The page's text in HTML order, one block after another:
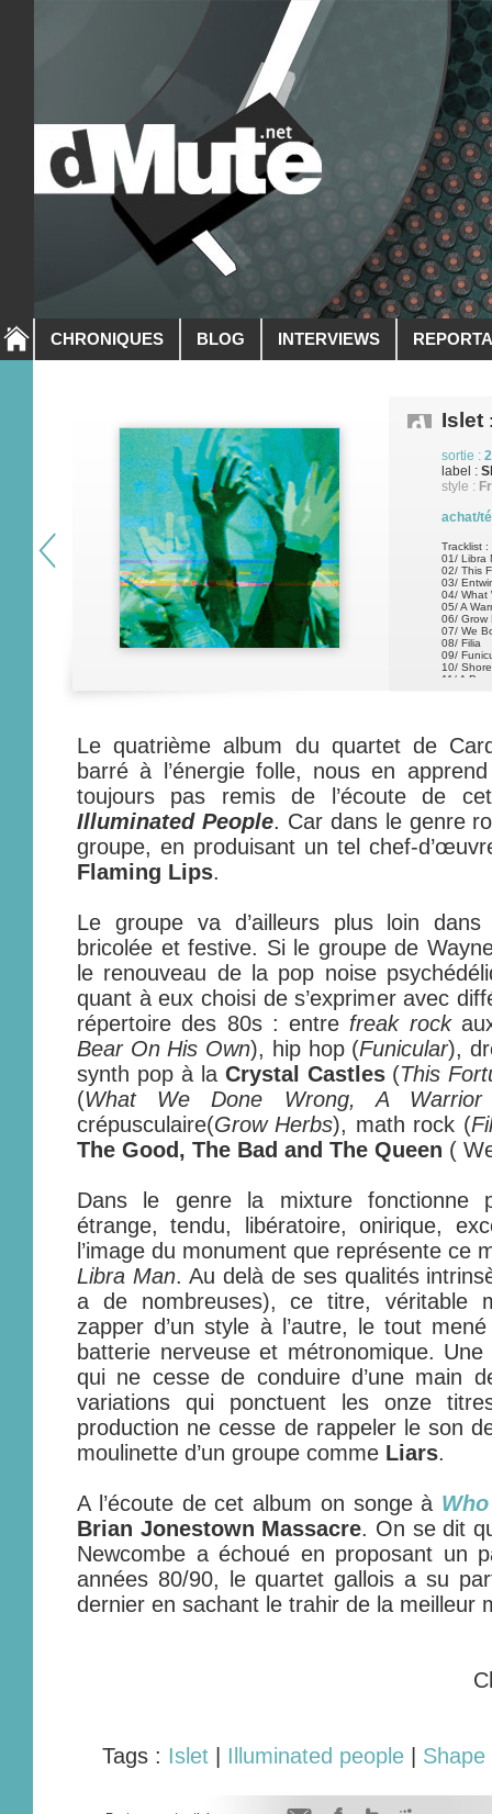
CHRONIQUES BLOG INTERVIEWS
Islet
sortie :
label :
style :
achat/
Tracklist :
01/ Libra
02/ This
03/
04/ What
05/ A
06/ Grow
07/ We
08/ Filia
09/
10/
11/ A
Le quatrième album du quartet de
barré à l’énergie folle, nous en
toujours pas remis de l’écoute de
Illuminated People. Car dans le genre
groupe, en produisant un tel chef-
Flaming Lips.
Le groupe va d’ailleurs plus loin
bricolée et festive. Si le groupe de
le renouveau de la pop noise
quant à eux choisi de s’exprimer avec
répertoire des 80s : entre freak rock
Bear On His Own), hip hop (Funicular),
synth pop à la Crystal Castles(This
(What We Done Wrong, A
crépusculaire(Grow Herbs), math rock (
The Good, The Bad and The Queen (
Dans le genre la mixture fonctionne
étrange, tendu, libératoire, onirique,
l’image du monument que représente ce
Libra Man. Au delà de ses qualités
a de nombreuses), ce titre, véritable
zapper d’un style à l’autre, le tout
batterie nerveuse et métronomique.
qui ne cesse de conduire d’une main
variations qui ponctuent les onze
production ne cesse de rappeler le son
moulinette d’un groupe comme Liars.
A l’écoute de cet album on songe à
Brian Jonestown Massacre. On se dit
Newcombe a échoué en proposant un
années 80/90, le quartet gallois a su
dernier en sachant le trahir de la meilleur
Tags : Islet| Illuminated people| Shape